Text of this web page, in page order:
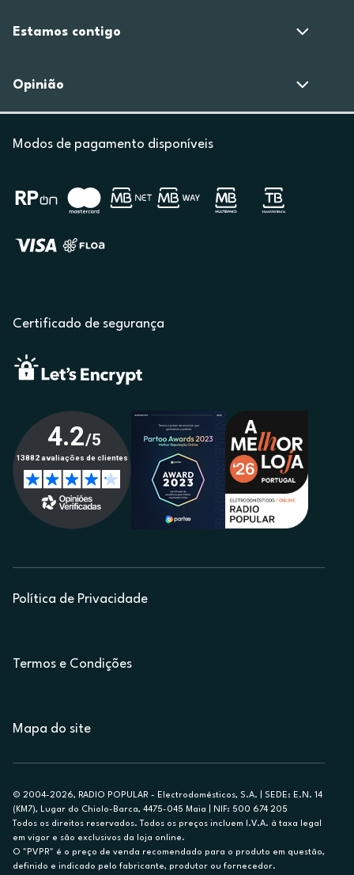
Estamos contigo
Opinião
Modos de pagamento disponíveis
Certificado de segurança
Política de Privacidade
Termos e Condições
Mapa do site
© 2004-2026, RADIO POPULAR - Electrodomésticos, S.A. | SEDE: E.N. 14
(KM7), Lugar do Chiolo-Barca, 4475-045 Maia | NIF: 500 674 205
Todos os direitos reservados. Todos os preços incluem I.V.A. à taxa legal
em vigor e são exclusivos da loja online.
O "PVPR" é o preço de venda recomendado para o produto em questão,
definido e indicado pelo fabricante, produtor ou fornecedor.